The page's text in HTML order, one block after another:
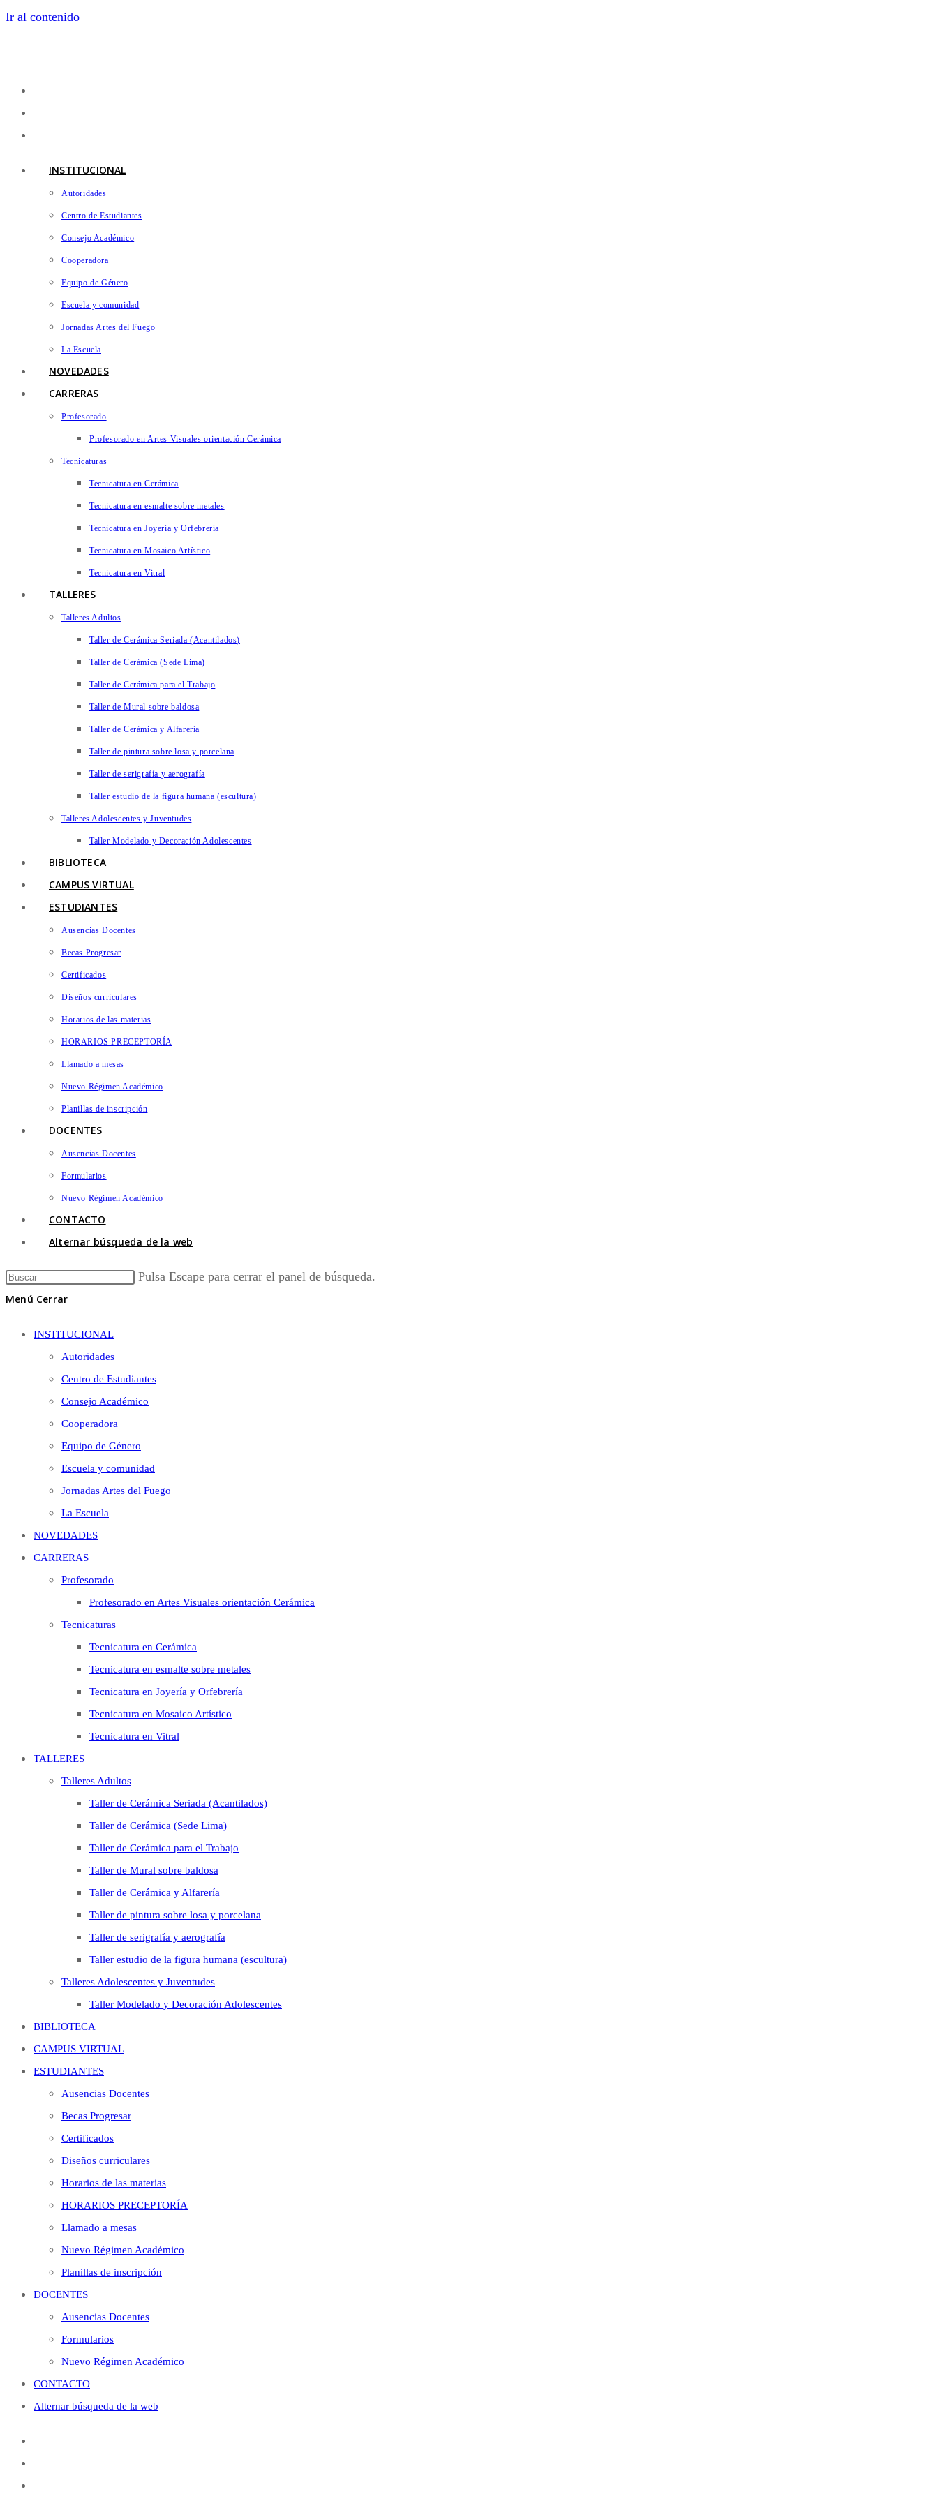
Ir al contenido
INSTITUCIONAL
Autoridades
Centro de Estudiantes
Consejo Académico
Cooperadora
Equipo de Género
Escuela y comunidad
Jornadas Artes del Fuego
La Escuela
NOVEDADES
CARRERAS
Profesorado
Profesorado en Artes Visuales orientación Cerámica
Tecnicaturas
Tecnicatura en Cerámica
Tecnicatura en esmalte sobre metales
Tecnicatura en Joyería y Orfebrería
Tecnicatura en Mosaico Artístico
Tecnicatura en Vitral
TALLERES
Talleres Adultos
Taller de Cerámica Seriada (Acantilados)
Taller de Cerámica (Sede Lima)
Taller de Cerámica para el Trabajo
Taller de Mural sobre baldosa
Taller de Cerámica y Alfarería
Taller de pintura sobre losa y porcelana
Taller de serigrafía y aerografía
Taller estudio de la figura humana (escultura)
Talleres Adolescentes y Juventudes
Taller Modelado y Decoración Adolescentes
BIBLIOTECA
CAMPUS VIRTUAL
ESTUDIANTES
Ausencias Docentes
Becas Progresar
Certificados
Diseños curriculares
Horarios de las materias
HORARIOS PRECEPTORÍA
Llamado a mesas
Nuevo Régimen Académico
Planillas de inscripción
DOCENTES
Ausencias Docentes
Formularios
Nuevo Régimen Académico
CONTACTO
Alternar búsqueda de la web
Pulsa Escape para cerrar el panel de búsqueda.
Menú Cerrar
INSTITUCIONAL
Autoridades
Centro de Estudiantes
Consejo Académico
Cooperadora
Equipo de Género
Escuela y comunidad
Jornadas Artes del Fuego
La Escuela
NOVEDADES
CARRERAS
Profesorado
Profesorado en Artes Visuales orientación Cerámica
Tecnicaturas
Tecnicatura en Cerámica
Tecnicatura en esmalte sobre metales
Tecnicatura en Joyería y Orfebrería
Tecnicatura en Mosaico Artístico
Tecnicatura en Vitral
TALLERES
Talleres Adultos
Taller de Cerámica Seriada (Acantilados)
Taller de Cerámica (Sede Lima)
Taller de Cerámica para el Trabajo
Taller de Mural sobre baldosa
Taller de Cerámica y Alfarería
Taller de pintura sobre losa y porcelana
Taller de serigrafía y aerografía
Taller estudio de la figura humana (escultura)
Talleres Adolescentes y Juventudes
Taller Modelado y Decoración Adolescentes
BIBLIOTECA
CAMPUS VIRTUAL
ESTUDIANTES
Ausencias Docentes
Becas Progresar
Certificados
Diseños curriculares
Horarios de las materias
HORARIOS PRECEPTORÍA
Llamado a mesas
Nuevo Régimen Académico
Planillas de inscripción
DOCENTES
Ausencias Docentes
Formularios
Nuevo Régimen Académico
CONTACTO
Alternar búsqueda de la web